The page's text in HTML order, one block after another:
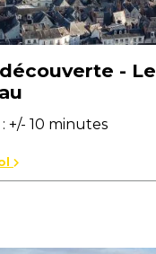
- Le
+/- 10 minutes